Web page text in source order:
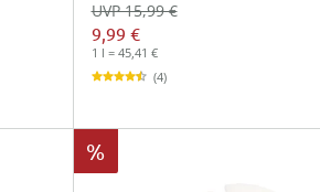
9,99 €
UVP 15,99 €
1 l = 45,41 €
(4)
%